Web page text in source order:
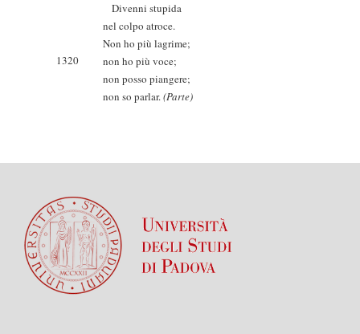
Divenni stupida
nel colpo atroce.
Non ho più lagrime;
1320
non ho più voce;
non posso piangere;
non so parlar.(Parte)